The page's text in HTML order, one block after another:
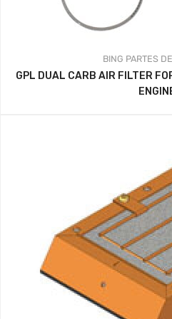
BING PARTES
GPL DUAL CARB AIR FILTER